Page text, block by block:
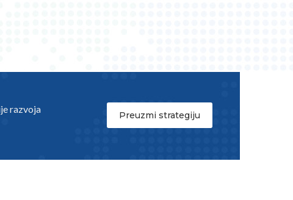
razvoja
Preuzmi strategiju